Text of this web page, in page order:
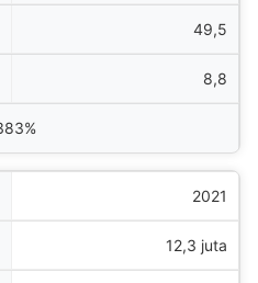
49,5
8,8
2021
12,3 juta